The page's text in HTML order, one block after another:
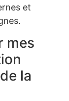
et
mes
la